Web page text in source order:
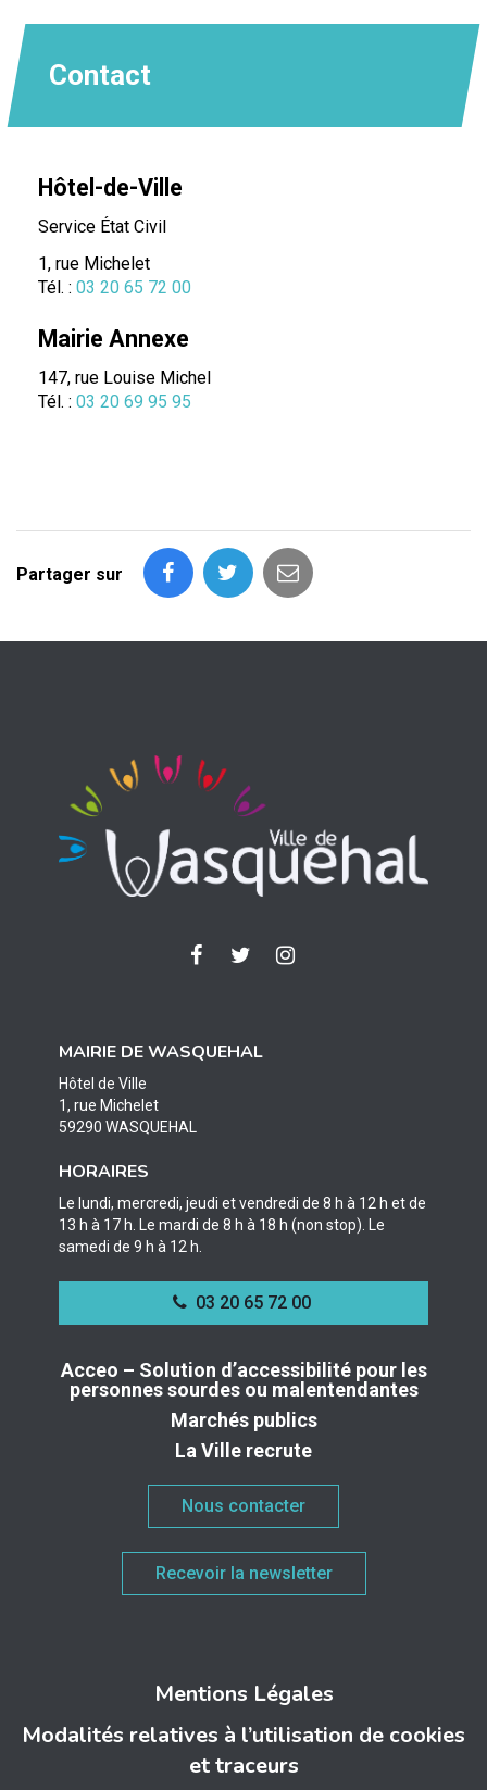
Contact
Hôtel-de-Ville
Service État Civil
1, rue Michelet
Tél. : 03 20 65 72 00
Mairie Annexe
147, rue Louise Michel
Tél. : 03 20 69 95 95
Partager sur
Lien
compte
Lien
compte
MAIRIE DE WASQUEHAL
Hôtel de Ville
1, rue Michelet
59290 WASQUEHAL
HORAIRES
Le lundi, mercredi, jeudi et vendredi de 8 h à 12 h et de
13 h à 17 h. Le mardi de 8 h à 18 h (non stop). Le
samedi de 9 h à 12 h.
03 20 65 72 00
Acceo – Solution d’accessibilité pour les
personnes sourdes ou malentendantes
Marchés publics
La Ville recrute
Nous contacter
Recevoir la newsletter
Mentions Légales
Modalités relatives à l’utilisation de cookies
et traceurs